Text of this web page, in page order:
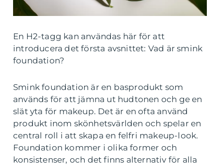
En H2-tagg kan användas här för att
introducera det första avsnittet: Vad är smink
foundation?
Smink foundation är en basprodukt som
används för att jämna ut hudtonen och ge en
slät yta för makeup. Det är en ofta använd
produkt inom skönhetsvärlden och spelar en
central roll i att skapa en felfri makeup-look.
Foundation kommer i olika former och
konsistenser, och det finns alternativ för alla